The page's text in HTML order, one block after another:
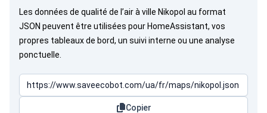
Les données de qualité de l’air à ville Nikopol au format
JSON peuvent être utilisées pour HomeAssistant, vos
propres tableaux de bord, un suivi interne ou une analyse
ponctuelle.
Copier